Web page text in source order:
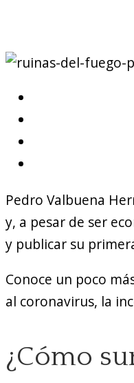
Pedro Valbuena
y, a pesar de ser
y publicar su
Conoce un poco
al coronavirus, la
¿Cómo